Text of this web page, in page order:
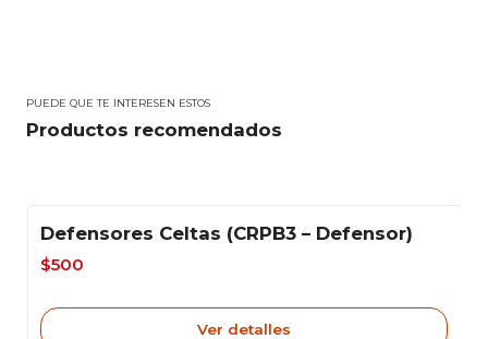
PUEDE QUE TE INTERESEN ESTOS
Productos recomendados
-38%
Agotado
Defensores Celtas (CRPB3 – Defensor)
$500
Ver detalles